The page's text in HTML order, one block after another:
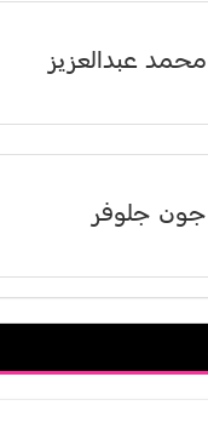
محمد عبدالعزيز
جون جلوفر
عمرو واكد